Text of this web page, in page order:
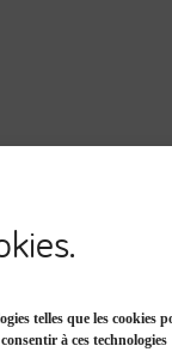
telles que les cookies
à ces technologies